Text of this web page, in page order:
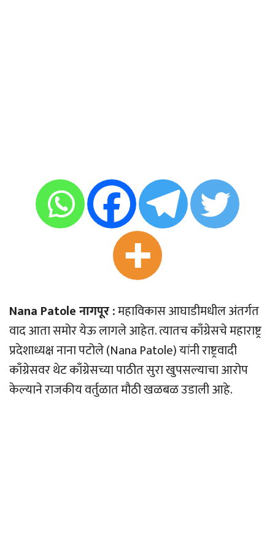
Nana Patole नागपूर :महाविकास आघाडीमधील अंतर्गत
वाद आता समोर येऊ लागले आहेत. त्यातच काँग्रेसचे महाराष्ट्र
प्रदेशाध्यक्ष नाना पटोले (Nana Patole) यांनी राष्ट्रवादी
काँग्रेसवर थेट काँग्रेसच्या पाठीत सुरा खुपसल्याचा आरोप
केल्याने राजकीय वर्तुळात मौठी खळबळ उडाली आहे.